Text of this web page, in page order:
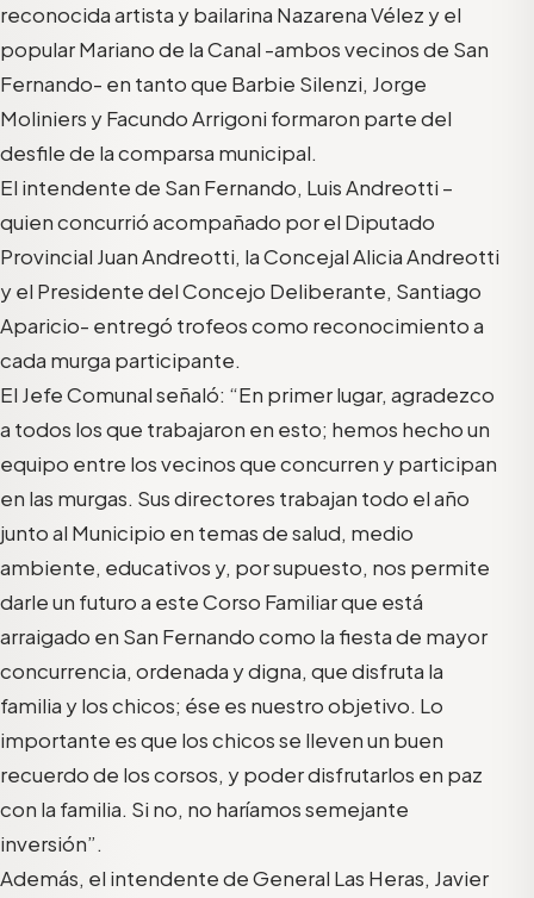
reconocida artista y bailarina Nazarena Vélez y el
popular Mariano de la Canal -ambos vecinos de San
Fernando- en tanto que Barbie Silenzi, Jorge
Moliniers y Facundo Arrigoni formaron parte del
desfile de la comparsa municipal.
El intendente de San Fernando, Luis Andreotti –
quien concurrió acompañado por el Diputado
Provincial Juan Andreotti, la Concejal Alicia Andreotti
y el Presidente del Concejo Deliberante, Santiago
Aparicio- entregó trofeos como reconocimiento a
cada murga participante.
El Jefe Comunal señaló: “En primer lugar, agradezco
a todos los que trabajaron en esto; hemos hecho un
equipo entre los vecinos que concurren y participan
en las murgas. Sus directores trabajan todo el año
junto al Municipio en temas de salud, medio
ambiente, educativos y, por supuesto, nos permite
darle un futuro a este Corso Familiar que está
arraigado en San Fernando como la fiesta de mayor
concurrencia, ordenada y digna, que disfruta la
familia y los chicos; ése es nuestro objetivo. Lo
importante es que los chicos se lleven un buen
recuerdo de los corsos, y poder disfrutarlos en paz
con la familia. Si no, no haríamos semejante
inversión”.
Además, el intendente de General Las Heras, Javier